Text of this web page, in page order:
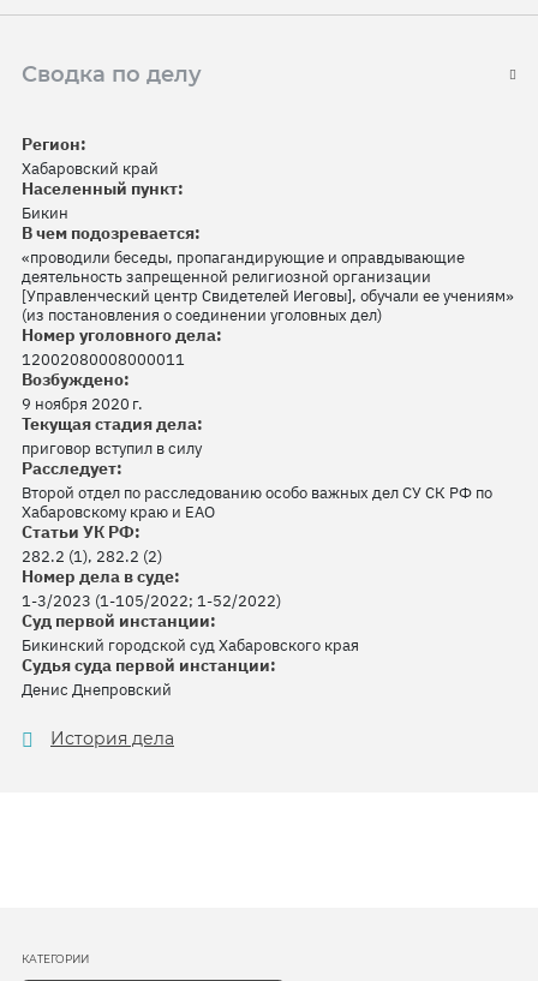
Сводка по делу
Регион:
Хабаровский край
Населенный пункт:
Бикин
В чем подозревается:
«проводили беседы, пропагандирующие и оправдывающие
деятельность запрещенной религиозной организации
[Управленческий центр Свидетелей Иеговы], обучали ее учениям»
(из постановления о соединении уголовных дел)
Номер уголовного дела:
12002080008000011
Возбуждено:
9 ноября 2020 г.
Текущая стадия дела:
приговор вступил в силу
Расследует:
Второй отдел по расследованию особо важных дел СУ СК РФ по
Хабаровскому краю и ЕАО
Статьи УК РФ:
282.2 (1), 282.2 (2)
Номер дела в суде:
1-3/2023 (1-105/2022; 1-52/2022)
Суд первой инстанции:
Бикинский городской суд Хабаровского края
Судья суда первой инстанции:
Денис Днепровский
История дела
КАТЕГОРИИ